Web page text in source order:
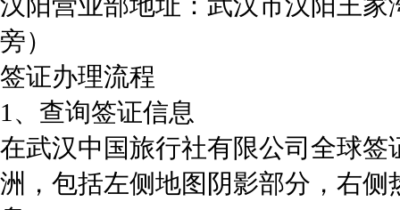
旁）
签证办理流程
1、查询签证信息
在武汉中国旅行社有限公司全球
洲，包括左侧地图阴影部分，右